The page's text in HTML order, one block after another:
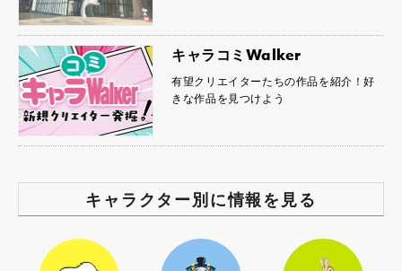
キャラコミWalker
有望クリエイターたちの作品を紹介！好
きな作品を見つけよう
キャラクター別に情報を見る